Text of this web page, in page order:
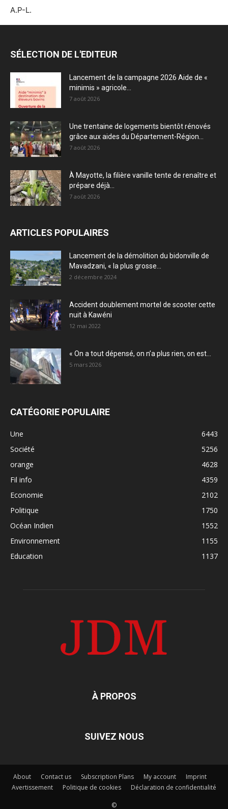
A.P-L.
SÉLECTION DE L'EDITEUR
Lancement de la campagne 2026 Aide de «
minimis » agricole...
7 août 2026
Une trentaine de logements bientôt rénovés
grâce aux aides du Département-Région...
7 août 2026
À Mayotte, la filière vanille tente de renaître et
prépare déjà...
7 août 2026
ARTICLES POPULAIRES
Lancement de la démolition du bidonville de
Mavadzani, « la plus grosse...
2 décembre 2024
Accident doublement mortel de scooter cette
nuit à Kawéni
12 mai 2022
« On a tout dépensé, on n’a plus rien, on est...
5 mars 2026
CATÉGORIE POPULAIRE
Une
6443
Société
5256
orange
4628
Fil info
4359
Economie
2102
Politique
1750
Océan Indien
1552
Environnement
1155
Education
1137
À PROPOS
SUIVEZ NOUS
About Contact us Subscription Plans My account
Imprint
Avertissement
Politique de cookies Déclaration de confidentialité
©